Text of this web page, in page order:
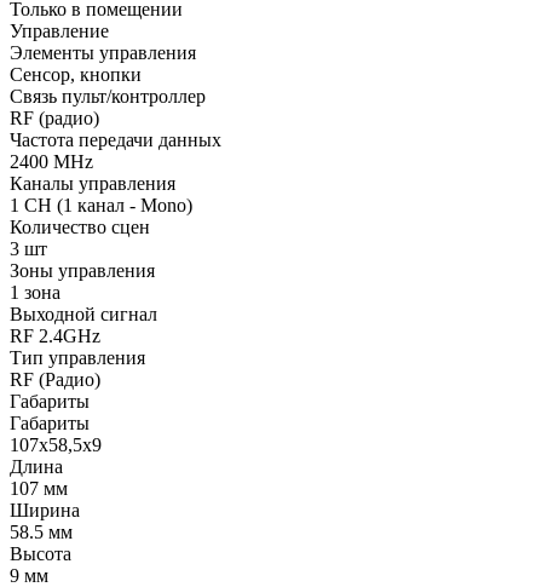
Только в помещении
Управление
Элементы управления
Сенсор, кнопки
Связь пульт/контроллер
RF (радио)
Частота передачи данных
2400 MHz
Каналы управления
1 CH (1 канал - Mono)
Количество сцен
3 шт
Зоны управления
1 зона
Выходной сигнал
RF 2.4GHz
Тип управления
RF (Радио)
Габариты
Габариты
107x58,5x9
Длина
107 мм
Ширина
58.5 мм
Высота
9 мм